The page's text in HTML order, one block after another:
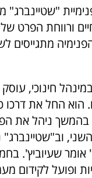
ורווחת הפרט
מחניכי הפנימיה
חינוכי,
הוא החל את
בהמשך ניהל את
שעיוביץ'.
ופועל לקידום